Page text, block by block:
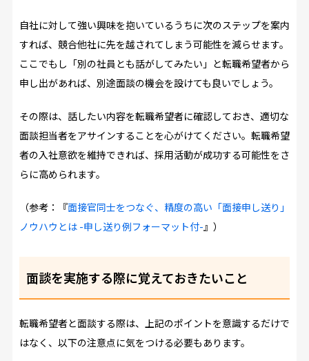
自社に対して強い興味を抱いているうちに次のステップを案内
すれば、競合他社に先を越されてしまう可能性を減らせます。
ここでもし「別の社員とも話がしてみたい」と転職希望者から
申し出があれば、別途面談の機会を設けても良いでしょう。
その際は、話したい内容を転職希望者に確認しておき、適切な
面談担当者をアサインすることを心がけてください。転職希望
者の入社意欲を維持できれば、採用活動が成功する可能性をさ
らに高められます。
（参考：『面接官同士をつなぐ、精度の高い「面接申し送り」
ノウハウとは -申し送り例フォーマット付-』）
面談を実施する際に覚えておきたいこと
転職希望者と面談する際は、上記のポイントを意識するだけで
はなく、以下の注意点に気をつける必要もあります。